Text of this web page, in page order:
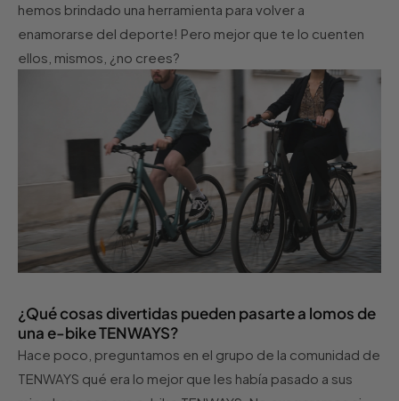
hemos brindado una herramienta para volver a
enamorarse del deporte! Pero mejor que te lo cuenten
ellos, mismos, ¿no crees?
¿Qué cosas divertidas pueden pasarte a lomos de
una e-bike TENWAYS?
Hace poco, preguntamos en el grupo de la comunidad de
TENWAYS qué era lo mejor que les había pasado a sus